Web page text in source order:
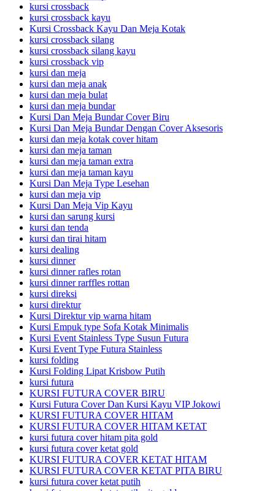
kursi crossback
kursi crossback kayu
Kursi Crossback Kayu Dan Meja Kotak
kursi crossback silang
kursi crossback silang kayu
kursi crossback vip
kursi dan meja
kursi dan meja anak
kursi dan meja bulat
kursi dan meja bundar
Kursi Dan Meja Bundar Cover Biru
Kursi Dan Meja Bundar Dengan Cover Aksesoris
kursi dan meja kotak cover hitam
kursi dan meja taman
kursi dan meja taman extra
kursi dan meja taman kayu
Kursi Dan Meja Type Lesehan
kursi dan meja vip
Kursi Dan Meja Vip Kayu
kursi dan sarung kursi
kursi dan tenda
kursi dan tirai hitam
kursi dealing
kursi dinner
kursi dinner rafles rotan
kursi dinner rarffles rottan
kursi direksi
kursi direktur
Kursi Direktur vip warna hitam
Kursi Empuk type Sofa Kotak Minimalis
Kursi Event Stainless Type Susun Futura
Kursi Event Type Futura Stainless
kursi folding
Kursi Folding Lipat Krisbow Putih
kursi futura
KURSI FUTURA COVER BIRU
Kursi Futura Cover Dan Kursi Kayu VIP Jokowi
KURSI FUTURA COVER HITAM
KURSI FUTURA COVER HITAM KETAT
kursi futura cover hitam pita gold
kursi futura cover ketat gold
KURSI FUTURA COVER KETAT HITAM
KURSI FUTURA COVER KETAT PITA BIRU
kursi futura cover ketat putih